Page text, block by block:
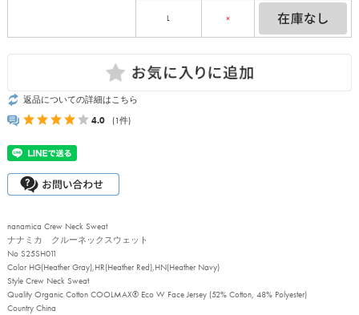
L ×
返品についての詳細はこちら
4.0
(1件)
nanamica Crew Neck Sweat
ナナミカ クルーネックスウェット
No S25SH011
Color HG(Heather Gray),HR(Heather Red),HN(Heather Navy)
Style Crew Neck Sweat
Quality Organic Cotton COOLMAX® Eco W Face Jersey (52% Cotton, 48% Polyester)
Country China